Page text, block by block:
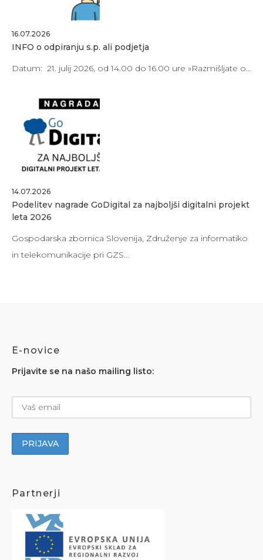
16.07.2026
INFO o odpiranju s.p. ali podjetja
Datum: 21. julij 2026, od 14.00 do 16.00 ure »Razmišljate o…
14.07.2026
Podelitev nagrade GoDigital za najboljši digitalni projekt
leta 2026
Gospodarska zbornica Slovenija, Združenje za informatiko
in telekomunikacije pri GZS…
E-novice
Prijavite se na našo mailing listo:
Partnerji